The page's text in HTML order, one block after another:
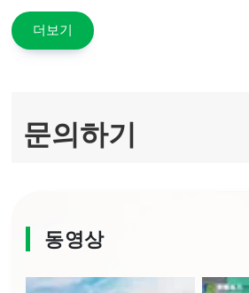
더보기
문의하기
동영상